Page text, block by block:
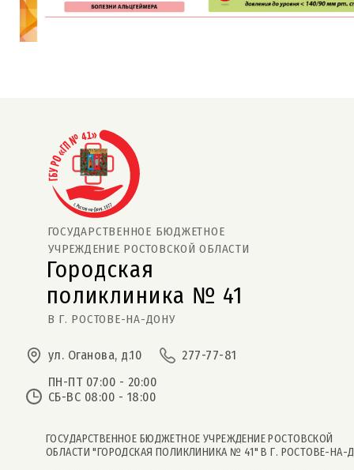
В Г. РОСТОВЕ-НА-ДОНУ
ГОСУДАРСТВЕННОЕ БЮДЖЕТНОЕ
поликлиника № 41
УЧРЕЖДЕНИЕ РОСТОВСКОЙ ОБЛАСТИ
Городская
ул. Оганова, д.10
277-77-81
ПН-ПТ 07:00 - 20:00
СБ-ВС 08:00 - 18:00
ГОСУДАРСТВЕННОЕ БЮДЖЕТНОЕ УЧРЕЖДЕНИЕ РОСТОВСКОЙ
ОБЛАСТИ "ГОРОДСКАЯ ПОЛИКЛИНИКА № 41" В Г. РОСТОВЕ-НА-